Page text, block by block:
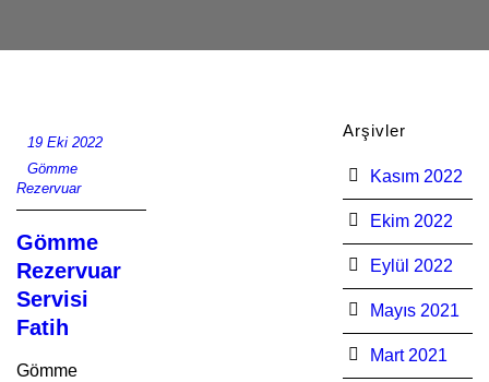
19 Eki 2022
Gömme
Rezervuar
Gömme
Rezervuar
Servisi
Fatih
Gömme
Arşivler
Kasım 2022
Ekim 2022
Eylül 2022
Mayıs 2021
Mart 2021